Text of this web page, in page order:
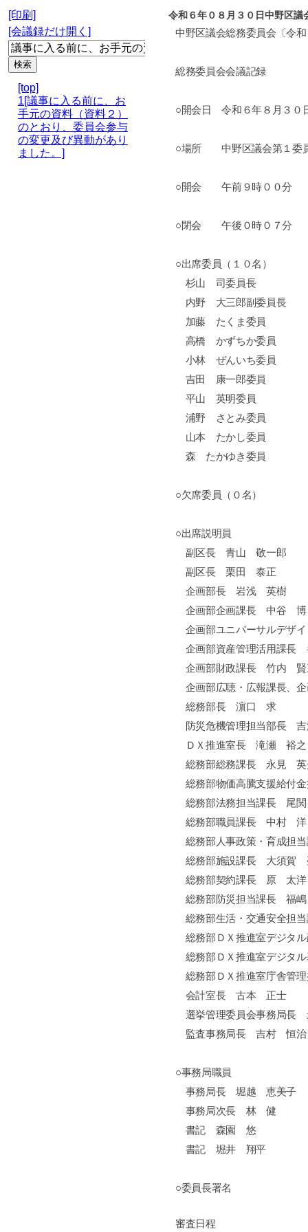
[印刷]
[会議録だけ開く]
[top]
1[議事に入る前に、お
手元の資料（資料２）
のとおり、委員会参与
の変更及び異動があり
ました。]
令和６年０８月３０日中野区議
中野区議会総務委員会〔令
総務委員会会議記録
○開会日 令和６年８月３０
○場所 中野区議会第１委
○開会 午前９時００分
○閉会 午後０時０７分
○出席委員（１０名）
杉山 司委員長
内野 大三郎副委員長
加藤 たくま委員
高橋 かずちか委員
小林 ぜんいち委員
吉田 康一郎委員
平山 英明委員
浦野 さとみ委員
山本 たかし委員
森 たかゆき委員
○欠席委員（０名）
○出席説明員
副区長 青山 敬一郎
副区長 栗田 泰正
企画部長 岩浅 英樹
企画部企画課長 中谷 博
企画部ユニバーサルデザ
企画部資産管理活用課
企画部財政課長 竹内 賢
企画部広聴・広報課長、
総務部長 濵口 求
防災危機管理担当部長
ＤＸ推進室長 滝瀬 裕之
総務部総務課長 永見 英
総務部物価高騰支援給付
総務部法務担当課長 尾
総務部職員課長 中村 洋
総務部人事政策・育成担
総務部施設課長 大須賀
総務部契約課長 原 太洋
総務部防災担当課長 福
総務部生活・交通安全担
総務部ＤＸ推進室デジタ
総務部ＤＸ推進室デジタ
総務部ＤＸ推進室庁舎管
会計室長 古本 正士
選挙管理委員会事務局
監査事務局長 吉村 恒治
○事務局職員
事務局長 堀越 恵美子
事務局次長 林 健
書記 森園 悠
書記 堀井 翔平
○委員長署名
審査日程